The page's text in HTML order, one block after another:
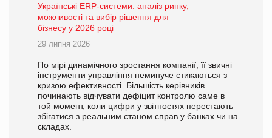
Українські ERP-системи: аналіз ринку,
можливості та вибір рішення для
бізнесу у 2026 році
29 липня 2026
По мірі динамічного зростання компанії, її звичні
інструменти управління неминуче стикаються з
кризою ефективності. Більшість керівників
починають відчувати дефіцит контролю саме в
той момент, коли цифри у звітностях перестають
збігатися з реальним станом справ у банках чи на
складах.